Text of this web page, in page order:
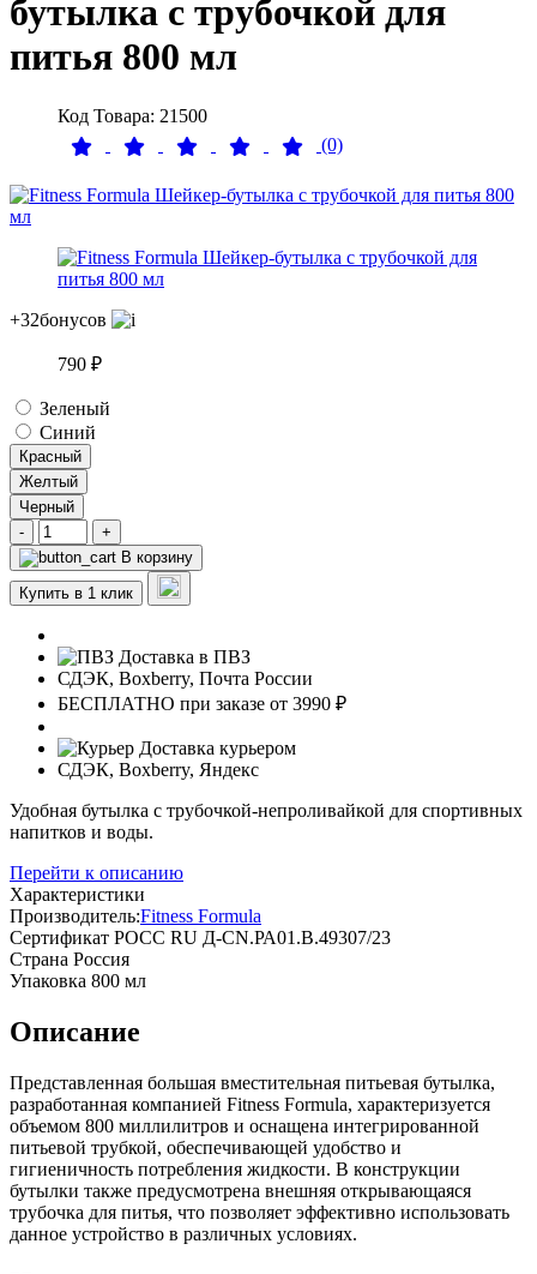
бутылка с трубочкой для
питья 800 мл
Код Товара: 21500
(0)
+32бонусов
790 ₽
Зеленый
Синий
Красный
Желтый
Черный
-
+
В корзину
Купить в 1 клик
Доставка в ПВЗ
СДЭК, Boxberry, Почта России
БЕСПЛАТНО при заказе от 3990 ₽
Доставка курьером
СДЭК, Boxberry, Яндекс
Удобная бутылка с трубочкой-непроливайкой для спортивных
напитков и воды.
Перейти к описанию
Характеристики
Производитель:Fitness Formula
Сертификат РОСС RU Д-CN.РА01.В.49307/23
Страна Россия
Упаковка 800 мл
Описание
Представленная большая вместительная питьевая бутылка,
разработанная компанией Fitness Formula, характеризуется
объемом 800 миллилитров и оснащена интегрированной
питьевой трубкой, обеспечивающей удобство и
гигиеничность потребления жидкости. В конструкции
бутылки также предусмотрена внешняя открывающаяся
трубочка для питья, что позволяет эффективно использовать
данное устройство в различных условиях.